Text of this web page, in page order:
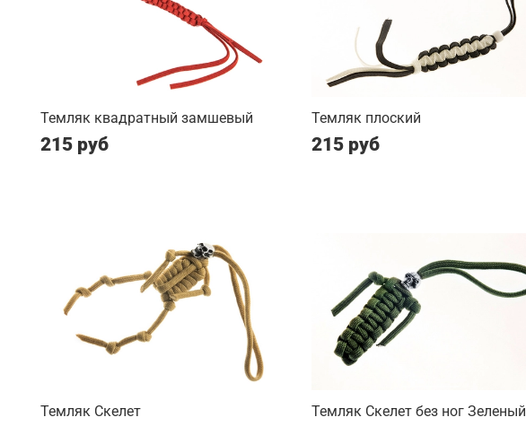
Темляк квадратный замшевый
215 руб
Темляк плоский
215 руб
Темляк Скелет Темляк Скелет без ног Зеленый